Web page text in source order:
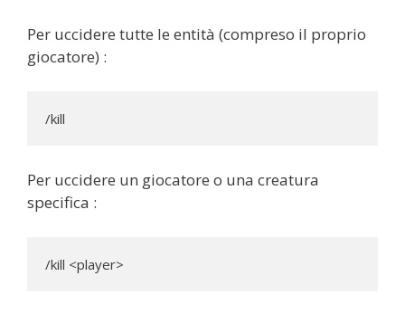
Per uccidere tutte le entità (compreso il proprio
giocatore) :
/kill
Per uccidere un giocatore o una creatura
specifica :
/kill <player>